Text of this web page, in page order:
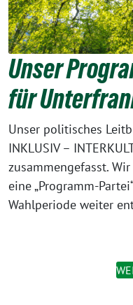
Unser
für
Unser politisches
INKLUSIV –
zusammengefasst.
eine „Programm-
Wahlperiode weiter